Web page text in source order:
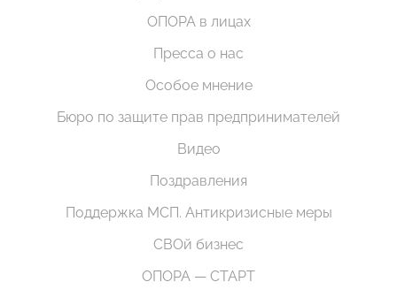
ОПОРА в лицах
Пресса о нас
Особое мнение
Бюро по защите прав предпринимателей
Видео
Поздравления
Поддержка МСП. Антикризисные меры
СВОй бизнес
ОПОРА — СТАРТ